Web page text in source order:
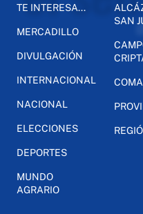
TE INTERESA...
MERCADILLO
DIVULGACIÓN
INTERNACIONAL
NACIONAL
ELECCIONES
DEPORTES
MUNDO
AGRARIO
SAN